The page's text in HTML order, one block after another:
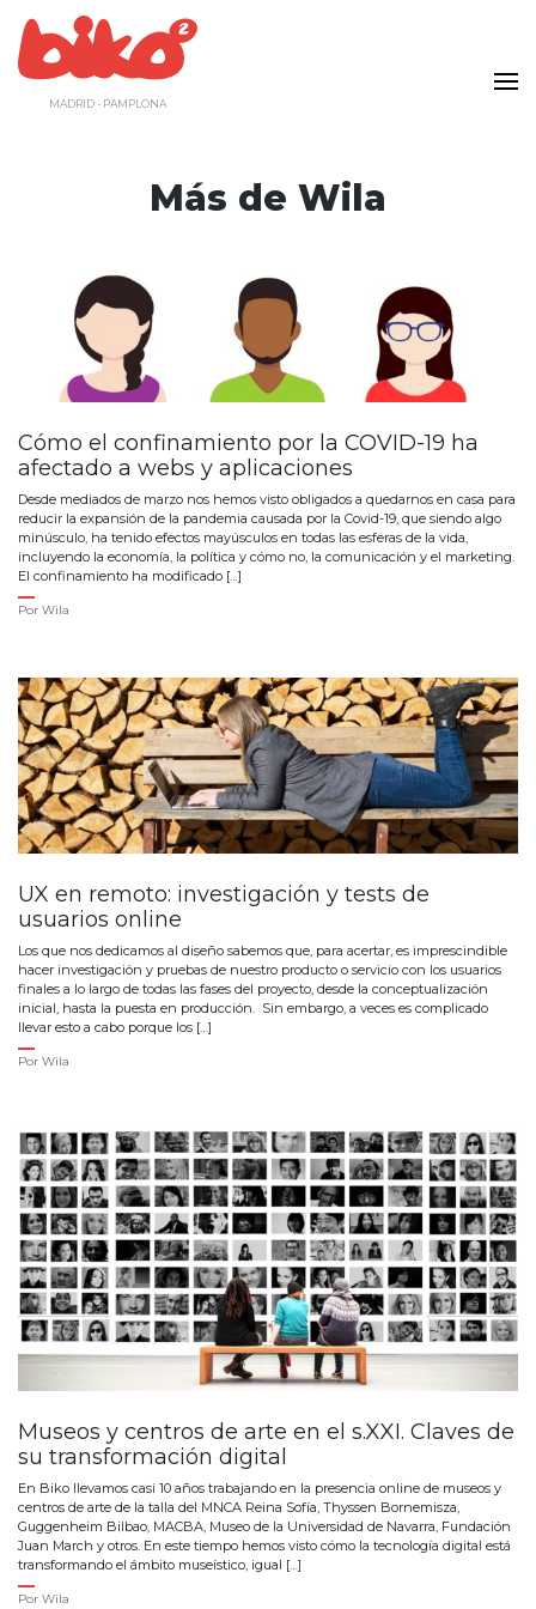
contenido
MADRID - PAMPLONA
Más de Wila
Cómo el confinamiento por la COVID-19 ha
afectado a webs y aplicaciones
Desde mediados de marzo nos hemos visto obligados a quedarnos en casa para
reducir la expansión de la pandemia causada por la Covid-19, que siendo algo
minúsculo, ha tenido efectos mayúsculos en todas las esferas de la vida,
incluyendo la economía, la política y cómo no, la comunicación y el marketing.
El confinamiento ha modificado […]
Por Wila
UX en remoto: investigación y tests de
usuarios online
Los que nos dedicamos al diseño sabemos que, para acertar, es imprescindible
hacer investigación y pruebas de nuestro producto o servicio con los usuarios
finales a lo largo de todas las fases del proyecto, desde la conceptualización
inicial, hasta la puesta en producción. Sin embargo, a veces es complicado
llevar esto a cabo porque los […]
Por Wila
Museos y centros de arte en el s.XXI. Claves de
su transformación digital
En Biko llevamos casi 10 años trabajando en la presencia online de museos y
centros de arte de la talla del MNCA Reina Sofía, Thyssen Bornemisza,
Guggenheim Bilbao, MACBA, Museo de la Universidad de Navarra, Fundación
Juan March y otros. En este tiempo hemos visto cómo la tecnología digital está
transformando el ámbito museístico, igual […]
Por Wila